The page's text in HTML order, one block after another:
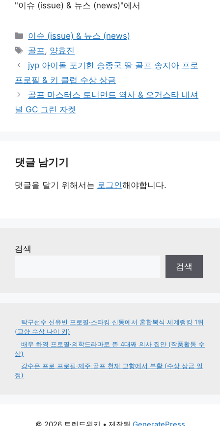
"이슈 (issue) & 뉴스 (news)"에서
카
테
리
이슈 (issue) & 뉴스 (news)
태
그
골프 , 양효진
jyp 아이돌 포기한 송종국 딸 골프 송지아 프로
프로필 & 키 클럽 수상 상금
골프 마스터스 토너먼트 역사 & 오거스타 내셔
널 GC 그린 자켓
댓글 남기기
댓글을 달기 위해서는 로그인해야합니다.
검색
검색
탁구선수 신유빈 프로필·스타킹 신동에서 혼합복식 세계랭킹 1위
(고향 수상 나이 키)
배우 하영 프로필·의학드라마로 뜬 4대째 의사 집안 (작품활동 수
상)
강수은 프로 프로필·제주 골프 천재 고향에서 부활 (수상 상금 일
정)